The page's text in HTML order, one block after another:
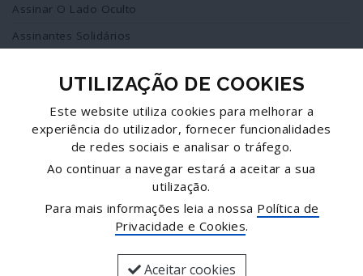
Assinar O Lado Oculto
Assinantes Solidários
Redes Sociais
Siga-nos no facebook
Twitter
UTILIZAÇÃO DE COOKIES
Este website utiliza cookies para melhorar a
experiência do utilizador, fornecer funcionalidades
de redes sociais e analisar o tráfego.
Ao continuar a navegar estará a aceitar a sua
utilização.
Para mais informações leia a nossa Política de
Privacidade e Cookies.
Aceitar cookies